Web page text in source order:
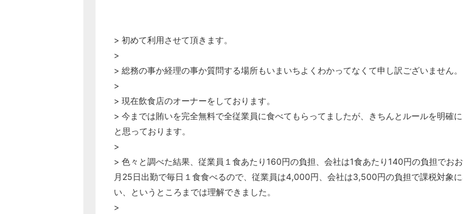
> 初めて利用させて頂きます。
>
> 総務の事か経理の事か質問する場所もいまいちよくわかってなくて申し訳ございません。
>
> 現在飲食店のオーナーをしております。
> 今までは賄いを完全無料で全従業員に食べてもらってましたが、きちんとルールを明確に
と思っております。
>
> 色々と調べた結果、従業員１食あたり160円の負担、会社は1食あたり140円の負担でお
月25日出勤で毎日１食食べるので、従業員は4,000円、会社は3,500円の負担で課税対象
い、というところまでは理解できました。
>